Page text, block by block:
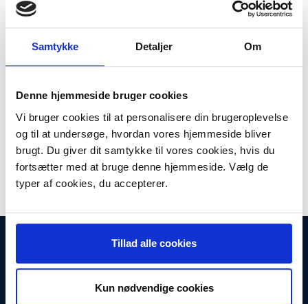
Samtykke Detaljer Om
Denne hjemmeside bruger cookies
Vi bruger cookies til at personalisere din brugeroplevelse
og til at undersøge, hvordan vores hjemmeside bliver
brugt. Du giver dit samtykke til vores cookies, hvis du
fortsætter med at bruge denne hjemmeside. Vælg de
typer af cookies, du accepterer.
Tillad alle cookies
Kun nødvendige cookies
749,95 DKK
Plus leveringsomkostninger. 39,00 til pakkehops. Fri fragt til
pakkeshop ved køb over 599,-
Model/varenr.: 701088
På lager
Antal LÆG I KURV
Komplet Original støvsugerslange til Miele støvsugere. Passer til
S400i til S448i
Fortrydelsesret
Firma profil